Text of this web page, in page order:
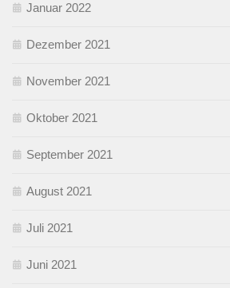
Januar 2022
Dezember 2021
November 2021
Oktober 2021
September 2021
August 2021
Juli 2021
Juni 2021